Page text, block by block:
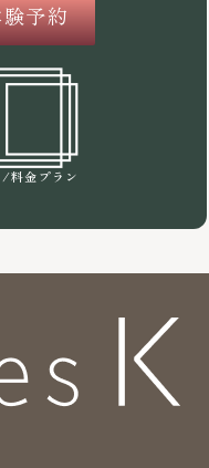
予約
/料金プラン